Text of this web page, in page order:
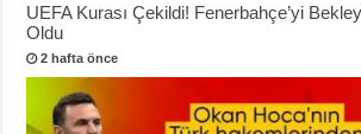
UEFA Kurası Çekildi! Fenerbahçe’yi
Oldu
2 hafta önce